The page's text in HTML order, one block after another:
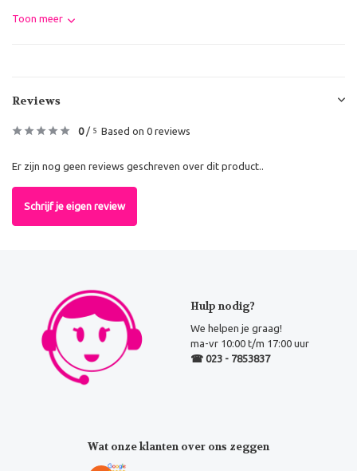
Toon meer
Reviews
0/ 5 Based on 0 reviews
Er zijn nog geen reviews geschreven over dit product..
Schrijf je eigen review
Hulp nodig?
We helpen je graag!
ma-vr 10:00 t/m 17:00 uur
☎ 023 - 7853837
Wat onze klanten over ons zeggen